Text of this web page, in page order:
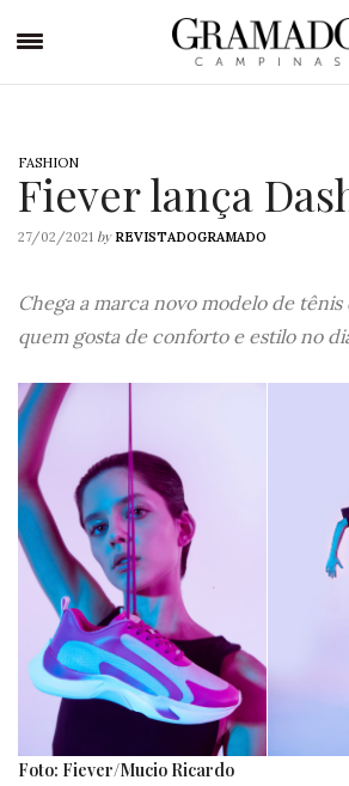
FASHION
Fiever lança
27/02/2021 by REVISTADOGRAMADO
Chega a marca novo modelo de tênis
quem gosta de conforto e estilo no
Foto: Fiever/Mucio Ricardo